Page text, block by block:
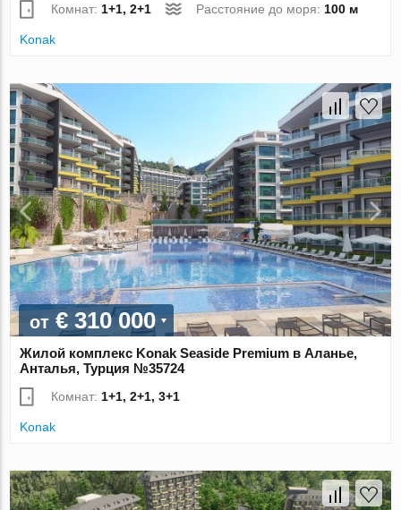
Комнат: 1+1, 2+1 Расстояние до моря: 100 м
Konak
от € 310 000
Жилой комплекс Konak Seaside Premium в Аланье,
Анталья, Турция №35724
Комнат:1+1, 2+1, 3+1
Konak